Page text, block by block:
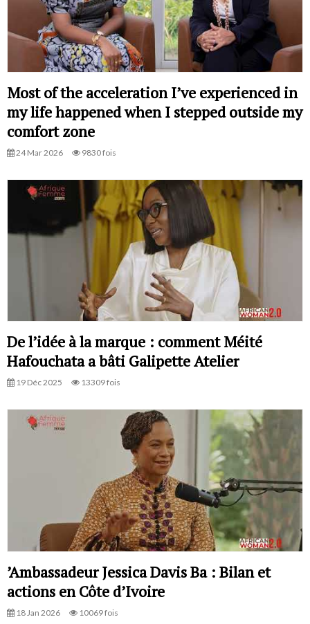
Most of the acceleration I’ve experienced in
my life happened when I stepped outside my
comfort zone
24 Mar 2026 9830 fois
De l’idée à la marque : comment Méité
Hafouchata a bâti Galipette Atelier
19 Déc 2025 13309 fois
’Ambassadeur Jessica Davis Ba : Bilan et
actions en Côte d’Ivoire
18 Jan 2026 10069 fois